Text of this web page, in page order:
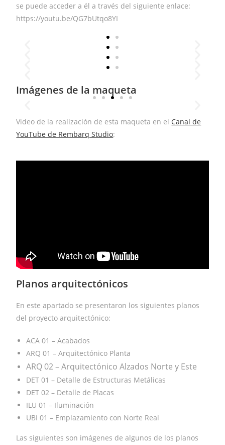
se puede acceder a él a través del siguiente enlace:
https://youtu.be/QG7bUtqo8YI
Imágenes de la maqueta
Video de la realización de esta maqueta en el Canal de
YouTube de Rembarq Studio:
Planos arquitectónicos
En este apartado se presentaron los siguientes planos
del proyecto arquitectónico:
ACA 01 – Acabados
ARQ 01 – Arquitectónico Planta
ARQ 02 – Arquitectónico Alzados Norte y Este
DET 01 – Detalle de Estructuras Metálicas
DET 02 – Detalle de Placas
ILU 01 – Iluminación
UBI 01 – Emplazamiento con Norte Real
Las siguientes son imágenes de algunos de los planos